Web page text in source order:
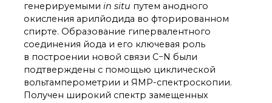
генерируемыми in situ путем анодного
окисления арилйодида во фторированном
спирте. Образование гипервалентного
соединения йода и его ключевая роль
в построении новой связи C−N были
подтверждены с помощью циклической
вольтамперометрии и ЯМР-спектроскопии.
Получен широкий спектр замещенных